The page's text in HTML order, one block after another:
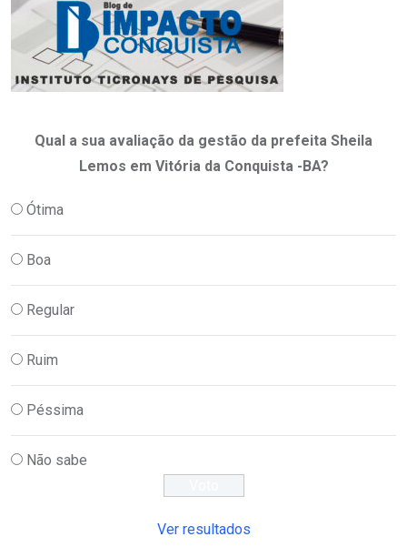
Qual a sua avaliação da gestão da prefeita Sheila
Lemos em Vitória da Conquista -BA?
Ótima
Boa
Regular
Ruim
Péssima
Não sabe
Ver resultados